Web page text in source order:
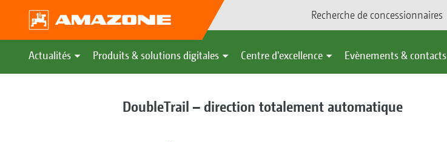
Recherche de concessionnaires
Actualités Produits & solutions digitales Centre d'excellence Evènements & contacts
DoubleTrail – direction totalement automatique